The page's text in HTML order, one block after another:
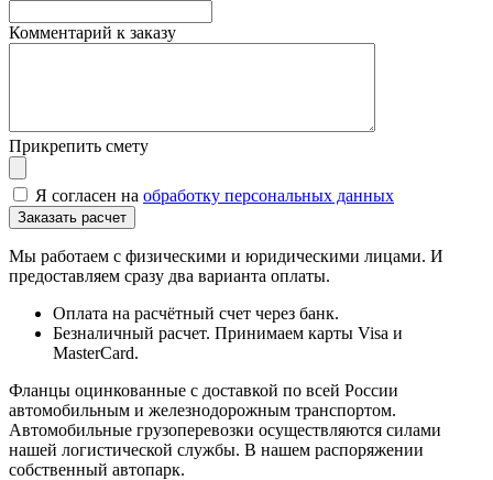
Комментарий к заказу
Прикрепить смету
Я согласен на обработку персональных данных
Мы работаем с физическими и юридическими лицами. И
предоставляем сразу два варианта оплаты.
Оплата на расчётный счет через банк.
Безналичный расчет. Принимаем карты Visa и
MasterCard.
Фланцы оцинкованные с доставкой по всей России
автомобильным и железнодорожным транспортом.
Автомобильные грузоперевозки осуществляются силами
нашей логистической службы. В нашем распоряжении
собственный автопарк.